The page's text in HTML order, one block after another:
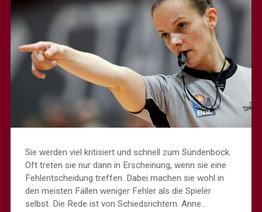
Sie werden viel kritisiert und schnell zum Sündenbock.
Oft treten sie nur dann in Erscheinung, wenn sie eine
Fehlentscheidung treffen. Dabei machen sie wohl in
den meisten Fällen weniger Fehler als die Spieler
selbst. Die Rede ist von Schiedsrichtern. Anne…